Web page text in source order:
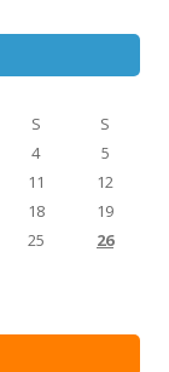
S
S
4
5
11
12
18
19
25
26